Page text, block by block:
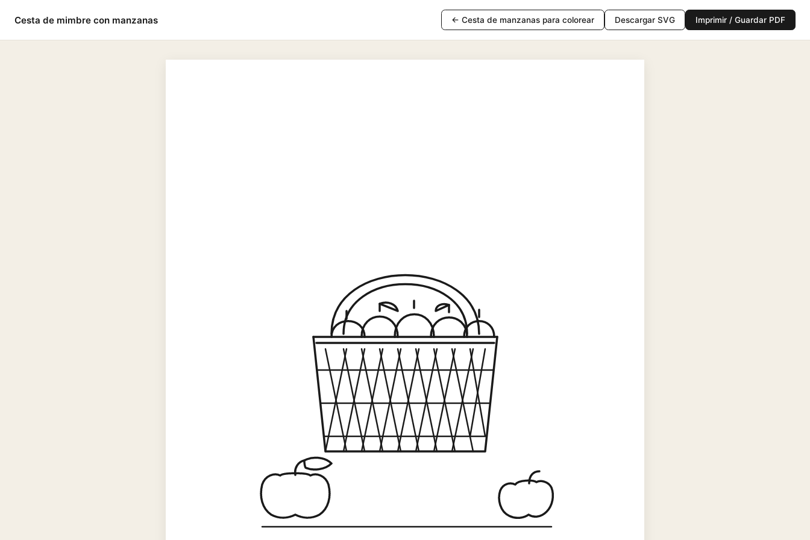
Cesta de mimbre con manzanas ← Cesta de manzanas para colorear Descargar SVG Imprimir / Guardar PDF